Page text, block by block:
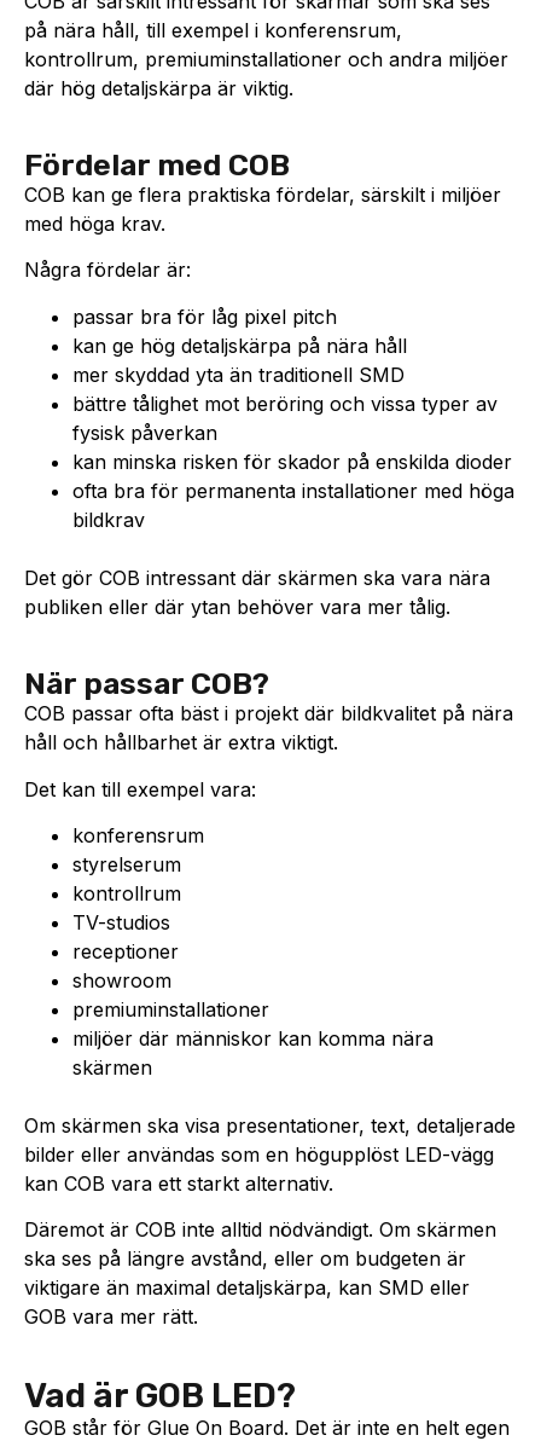
på nära håll, till exempel i konferensrum,
kontrollrum, premiuminstallationer och andra miljöer
där hög detaljskärpa är viktig.
Fördelar med COB
COB kan ge flera praktiska fördelar, särskilt i miljöer
med höga krav.
Några fördelar är:
passar bra för låg pixel pitch
kan ge hög detaljskärpa på nära håll
mer skyddad yta än traditionell SMD
bättre tålighet mot beröring och vissa typer av
fysisk påverkan
kan minska risken för skador på enskilda dioder
ofta bra för permanenta installationer med höga
bildkrav
Det gör COB intressant där skärmen ska vara nära
publiken eller där ytan behöver vara mer tålig.
När passar COB?
COB passar ofta bäst i projekt där bildkvalitet på nära
håll och hållbarhet är extra viktigt.
Det kan till exempel vara:
konferensrum
styrelserum
kontrollrum
TV-studios
receptioner
showroom
premiuminstallationer
miljöer där människor kan komma nära
skärmen
Om skärmen ska visa presentationer, text, detaljerade
bilder eller användas som en högupplöst LED-vägg
kan COB vara ett starkt alternativ.
Däremot är COB inte alltid nödvändigt. Om skärmen
ska ses på längre avstånd, eller om budgeten är
viktigare än maximal detaljskärpa, kan SMD eller
GOB vara mer rätt.
Vad är GOB LED?
GOB står för Glue On Board. Det är inte en helt egen